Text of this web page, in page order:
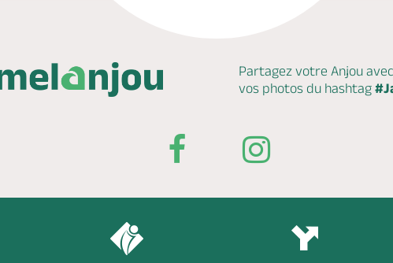
Partagez votre Anjou
vos photos du hashtag